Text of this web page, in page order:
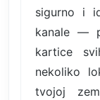
sigurno i
kanale —
kartice
nekoliko
tvojoj